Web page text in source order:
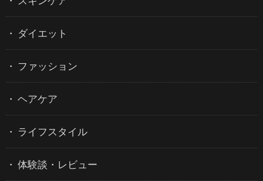
ダイエット
ファッション
ヘアケア
ライフスタイル
体験談・レビュー